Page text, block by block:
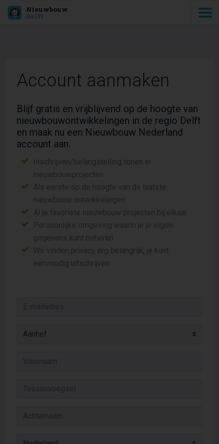
Nieuwbouw
Delft
Account aanmaken
Blijf gratis en vrijblijvend op de hoogte van
nieuwbouwontwikkelingen in de regio Delft
en maak nu een Nieuwbouw Nederland
account aan.
Inschrijven/belangstelling tonen in
nieuwbouwprojecten
Als eerste op de hoogte van de laatste
nieuwbouw ontwikkelingen
Al je favoriete nieuwbouw projecten bij elkaar
Persoonlijke omgeving waarin je je eigen
gegevens kunt beheren
We vinden privacy erg belangrijk, je kunt
eenvoudig uitschrijven